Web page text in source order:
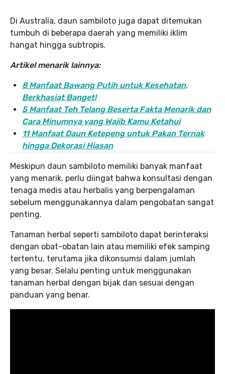
Di Australia, daun sambiloto juga dapat ditemukan
tumbuh di beberapa daerah yang memiliki iklim
hangat hingga subtropis.
Artikel menarik lainnya:
8 Manfaat Bawang Putih untuk Kesehatan,
Berkhasiat Banget!
5 Manfaat Teh Telang Beserta Fakta Menarik dan
Cara Minumnya yang Wajib Kamu Ketahui
11 Manfaat Daun Ketepeng untuk Pakan Ternak
hingga Dekorasi Hiasan
Meskipun daun sambiloto memiliki banyak manfaat
yang menarik, perlu diingat bahwa konsultasi dengan
tenaga medis atau herbalis yang berpengalaman
sebelum menggunakannya dalam pengobatan sangat
penting.
Tanaman herbal seperti sambiloto dapat berinteraksi
dengan obat-obatan lain atau memiliki efek samping
tertentu, terutama jika dikonsumsi dalam jumlah
yang besar. Selalu penting untuk menggunakan
tanaman herbal dengan bijak dan sesuai dengan
panduan yang benar.